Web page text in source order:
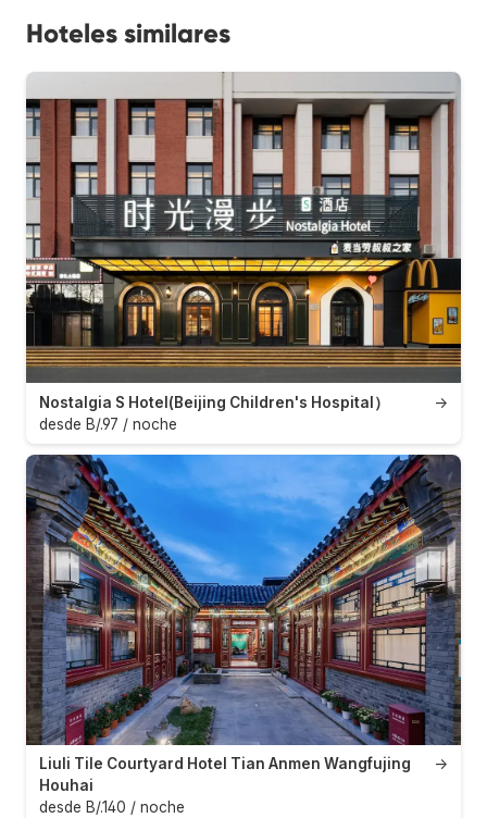
Hoteles similares
→
Nostalgia S Hotel(Beijing Children's Hospital）
desde B/.97 / noche
→
Liuli Tile Courtyard Hotel Tian Anmen Wangfujing
Houhai
desde B/.140 / noche